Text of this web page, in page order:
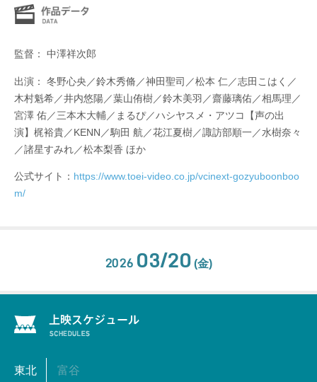
監督： 中澤祥次郎
出演： 冬野心央／鈴木秀脩／神田聖司／松本 仁／志田こはく／
木村魁希／井内悠陽／葉山侑樹／鈴木美羽／齋藤璃佑／相馬理／
宮澤 佑／三本木大輔／まるぴ／ハシヤスメ・アツコ【声の出
演】梶裕貴／KENN／駒田 航／花江夏樹／諏訪部順一／水樹奈々
／諸星すみれ／松本梨香 ほか
公式サイト： https://www.toei-video.co.jp/vcinext-gozyuboonboo
m/
2026 03/20 (金)
東北 富谷